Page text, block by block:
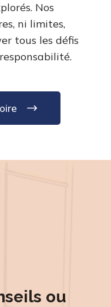
Nos
ni limites,
tous les défis
ou